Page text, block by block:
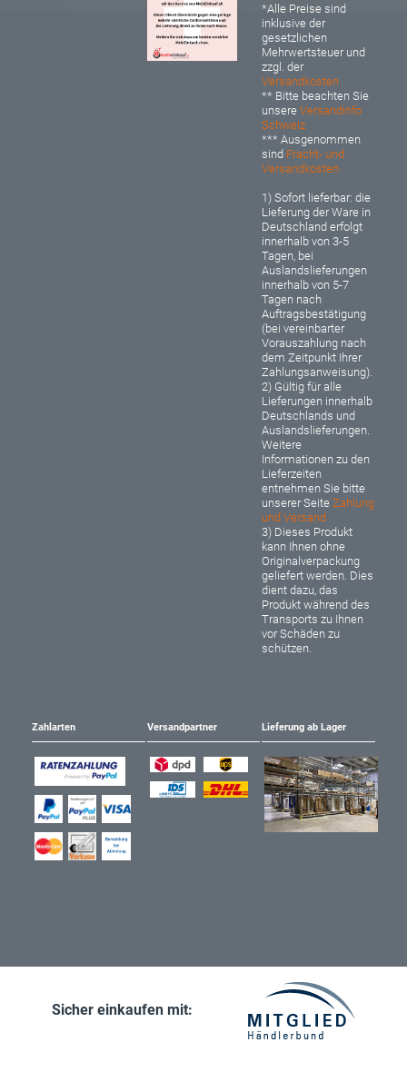
*Alle Preise sind
inklusive der
gesetzlichen
Mehrwertsteuer und
zzgl. der
Versandkosten
** Bitte beachten Sie
unsereVersandinfo
Schweiz
*** Ausgenommen
sind Fracht- und
Versandkosten
1) Sofort lieferbar: die
Lieferung der Ware in
Deutschland erfolgt
innerhalb von 3-5
Tagen, bei
Auslandslieferungen
innerhalb von 5-7
Tagen nach
Auftragsbestätigung
(bei vereinbarter
Vorauszahlung nach
dem Zeitpunkt Ihrer
Zahlungsanweisung).
2) Gültig für alle
Lieferungen innerhalb
Deutschlands und
Auslandslieferungen.
Weitere
Informationen zu den
Lieferzeiten
entnehmen Sie bitte
unserer SeiteZahlung
und Versand
3) Dieses Produkt
kann Ihnen ohne
Originalverpackung
geliefert werden. Dies
dient dazu, das
Produkt während des
Transports zu Ihnen
vor Schäden zu
schützen.
Zahlarten Versandpartner Lieferung ab Lager
Sicher einkaufen mit: